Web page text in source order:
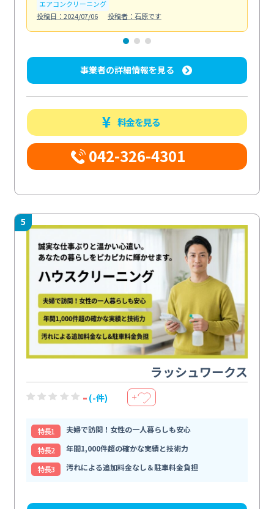
エアコンクリーニング
投稿日：2024/07/06
投稿者：石原です
事業者の詳細情報を見る
料金を見る
042-326-4301
5
ラッシュワークス
- (-件) ＋
特⻑1
夫婦で訪問！女性の一人暮らしも安心
特⻑2
年間1,000件超の確かな実績と技術力
特⻑3
汚れによる追加料金なし＆駐車料金負担